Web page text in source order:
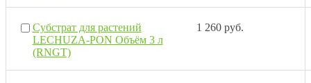
Субстрат для растений
LECHUZA-PON Объём 3 л
(RNGT)
1 260 руб.